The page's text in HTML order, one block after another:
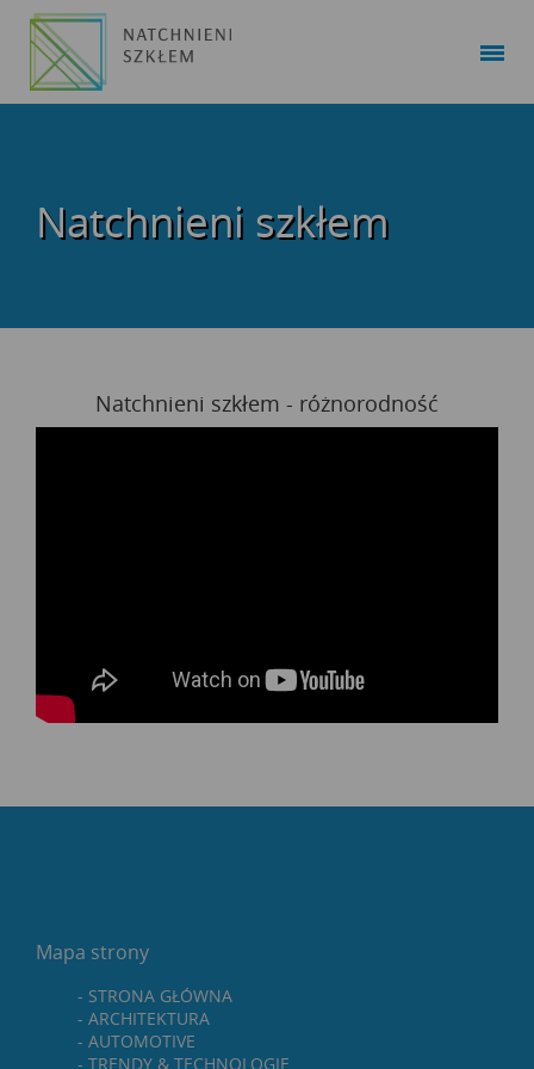
Natchnieni szkłem
Natchnieni szkłem - różnorodność
Mapa strony
STRONA GŁÓWNA
ARCHITEKTURA
AUTOMOTIVE
TRENDY & TECHNOLOGIE